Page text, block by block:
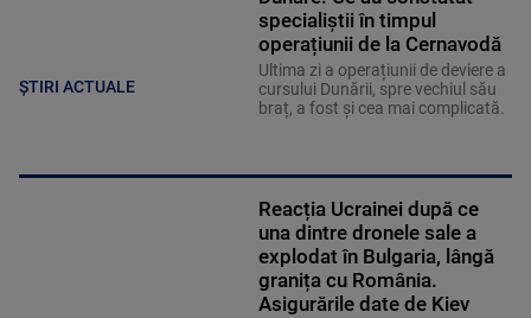
ȘTIRI ACTUALE
specialiștii în timpul
operațiunii de la Cernavodă
Ultima zi a operațiunii de deviere a
cursului Dunării, spre vechiul său
braț, a fost și cea mai complicată.
Reacția Ucrainei după ce
una dintre dronele sale a
explodat în Bulgaria, lângă
granița cu România.
Asigurările date de Kiev